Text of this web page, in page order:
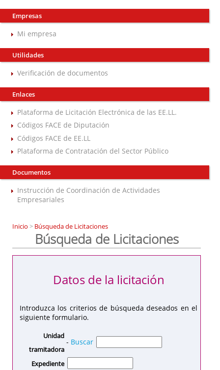
Empresas
Mi empresa
Utilidades
Verificación de documentos
Enlaces
Plataforma de Licitación Electrónica de las EE.LL.
Códigos FACE de Diputación
Códigos FACE de EE.LL
Plataforma de Contratación del Sector Público
Documentos
Instrucción de Coordinación de Actividades
Empresariales
Inicio > Búsqueda de Licitaciones
Búsqueda de Licitaciones
Introduzca los criterios de búsqueda deseados en el
siguiente formulario.
Datos de la licitación
Unidad
tramitadora
- Buscar
Expediente